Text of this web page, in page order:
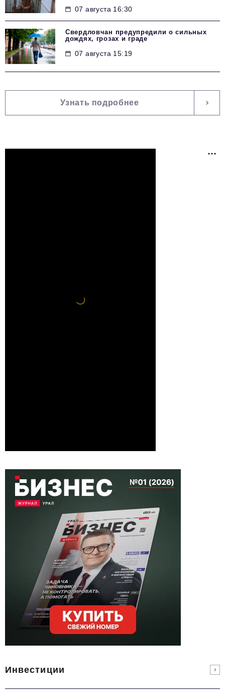
07 августа 16:30
Свердловчан предупредили о сильных
дождях, грозах и граде
07 августа 15:19
Узнать подробнее
Инвестиции